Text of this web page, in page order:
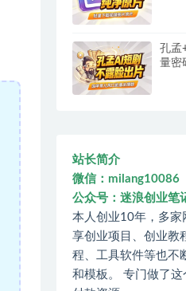
孔孟
量密
站长简介
微信：milang10086
公众号：迷浪创业笔
本人创业10年，多家
享创业项目、创业教
程、工具软件等也不
和模板。 专门做了